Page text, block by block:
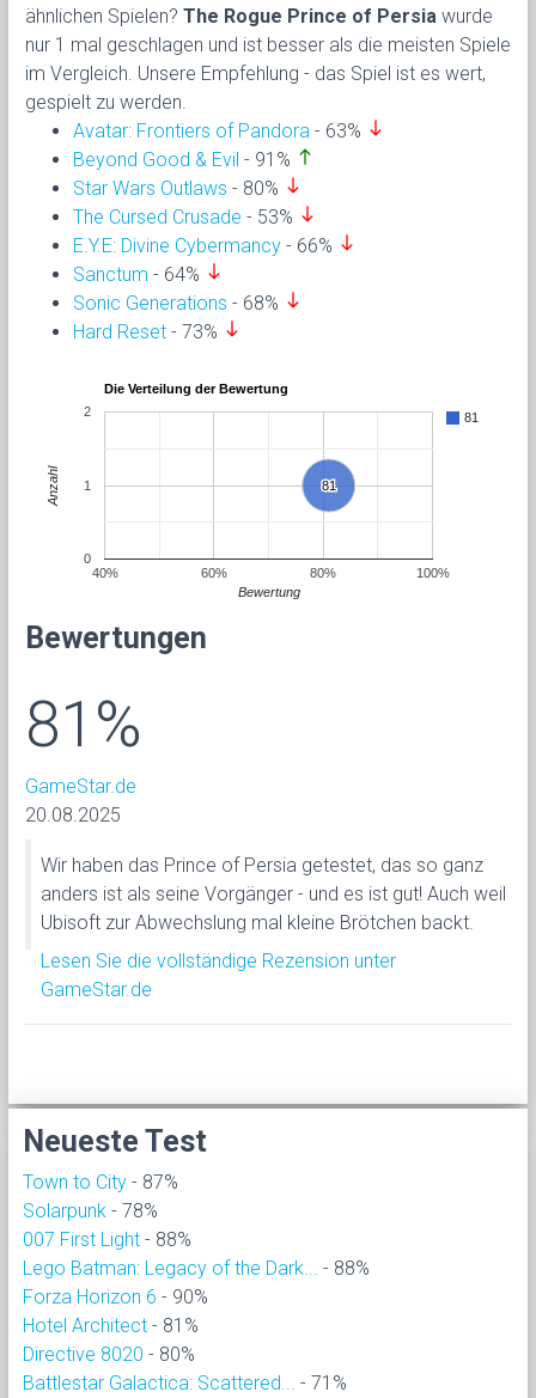
ähnlichen Spielen? The Rogue Prince of Persia wurde
nur 1 mal geschlagen und ist besser als die meisten Spiele
im Vergleich. Unsere Empfehlung - das Spiel ist es wert,
gespielt zu werden.
Avatar: Frontiers of Pandora - 63% south
Beyond Good & Evil - 91% north
Star Wars Outlaws - 80% south
The Cursed Crusade - 53% south
E.Y.E: Divine Cybermancy - 66% south
Sanctum - 64% south
Sonic Generations - 68% south
Hard Reset - 73% south
Die Verteilung der Bewertung
81
81
81
40% 60% 80% 100%
0
1
2
Bewertung
Anzahl
Bewertungen
81%
GameStar.de
20.08.2025
Wir haben das Prince of Persia getestet, das so ganz
anders ist als seine Vorgänger - und es ist gut! Auch weil
Ubisoft zur Abwechslung mal kleine Brötchen backt.
Lesen Sie die vollständige Rezension unter
GameStar.de
Neueste Test
Town to City - 87%
Solarpunk - 78%
007 First Light - 88%
Lego Batman: Legacy of the Dark...
- 88%
Forza Horizon 6 - 90%
Hotel Architect - 81%
Directive 8020 - 80%
Battlestar Galactica: Scattered...
- 71%